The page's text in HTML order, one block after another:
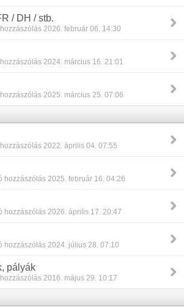
/ DH / stb.
2026. február 06. 14:30
2024. március 16. 21:01
2025. március 25. 07:06
2022. április 04. 07:55
hozzászólás 2025. február 16. 04:26
hozzászólás 2026. április 17. 20:47
hozzászólás 2024. július 28. 07:10
pályák
2016. május 29. 10:17